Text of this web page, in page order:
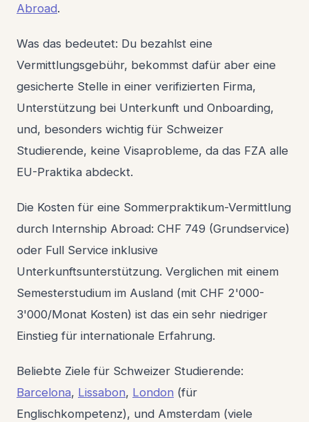
Abroad.
Was das bedeutet: Du bezahlst eine
Vermittlungsgebühr, bekommst dafür aber eine
gesicherte Stelle in einer verifizierten Firma,
Unterstützung bei Unterkunft und Onboarding,
und, besonders wichtig für Schweizer
Studierende, keine Visaprobleme, da das FZA alle
EU-Praktika abdeckt.
Die Kosten für eine Sommerpraktikum-Vermittlung
durch Internship Abroad: CHF 749 (Grundservice)
oder Full Service inklusive
Unterkunftsunterstützung. Verglichen mit einem
Semesterstudium im Ausland (mit CHF 2'000-
3'000/Monat Kosten) ist das ein sehr niedriger
Einstieg für internationale Erfahrung.
Beliebte Ziele für Schweizer Studierende:
Barcelona, Lissabon, London (für
Englischkompetenz), und Amsterdam (viele